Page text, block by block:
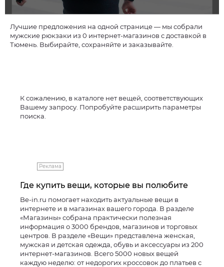
Лучшие предложения на одной странице — мы собрали
мужские рюкзаки из 0 интернет-магазинов с доставкой в
Тюмень. Выбирайте, сохраняйте и заказывайте.
К сожалению, в каталоге нет вещей, соответствующих
Вашему запросу. Попробуйте расширить параметры
поиска.
Реклама
Где купить вещи, которые вы полюбите
Be-in.ru помогает находить актуальные вещи в
интернете и в магазинах вашего города. В разделе
«Магазины» собрана практически полезная
информация о 3000 брендов, магазинов и торговых
центров. В разделе «Вещи» представлена женская,
мужская и детская одежда, обувь и аксессуары из 200
интернет-магазинов. Всего 5000 новых вещей
каждую неделю: от недорогих кроссовок до платьев с